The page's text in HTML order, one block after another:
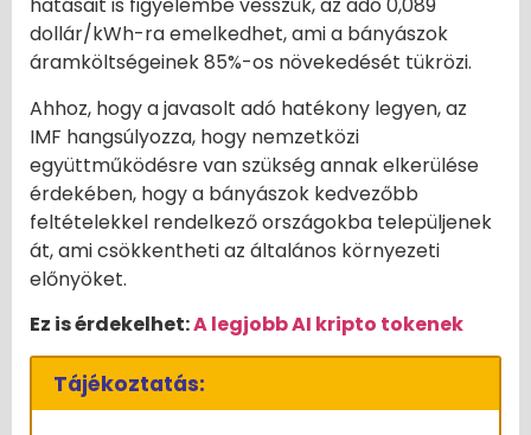
hatásait is figyelembe vesszük, az adó 0,089
dollár/kWh-ra emelkedhet, ami a bányászok
áramköltségeinek 85%-os növekedését tükrözi.
Ahhoz, hogy a javasolt adó hatékony legyen, az
IMF hangsúlyozza, hogy nemzetközi
együttműködésre van szükség annak elkerülése
érdekében, hogy a bányászok kedvezőbb
feltételekkel rendelkező országokba települjenek
át, ami csökkentheti az általános környezeti
előnyöket.
Ez is érdekelhet:A legjobb AI kripto tokenek
Tájékoztatás: